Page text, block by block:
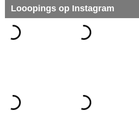
Looopings op Instagram